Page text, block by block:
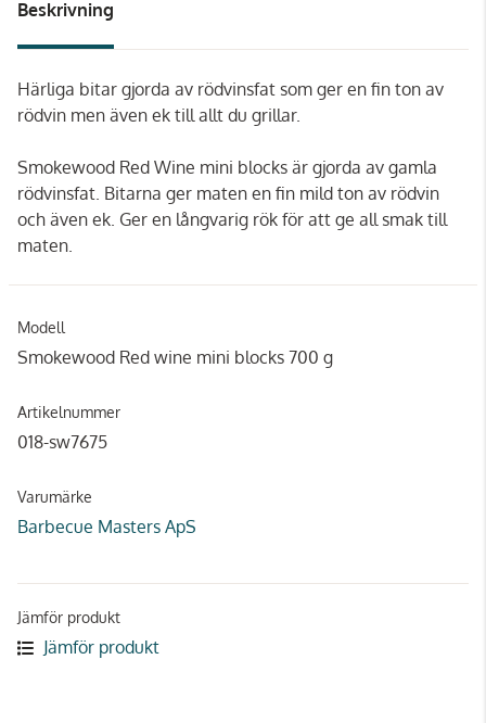
Beskrivning
Härliga bitar gjorda av rödvinsfat som ger en fin ton av
rödvin men även ek till allt du grillar.
Smokewood Red Wine mini blocks är gjorda av gamla
rödvinsfat. Bitarna ger maten en fin mild ton av rödvin
och även ek. Ger en långvarig rök för att ge all smak till
maten.
Modell
Smokewood Red wine mini blocks 700 g
Artikelnummer
018-sw7675
Varumärke
Barbecue Masters ApS
Jämför produkt
Jämför produkt